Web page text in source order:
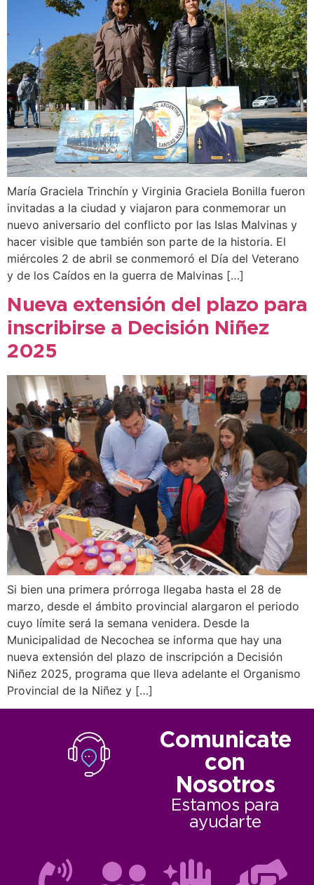
María Graciela Trinchín y Virginia Graciela Bonilla fueron
invitadas a la ciudad y viajaron para conmemorar un
nuevo aniversario del conflicto por las Islas Malvinas y
hacer visible que también son parte de la historia. El
miércoles 2 de abril se conmemoró el Día del Veterano
y de los Caídos en la guerra de Malvinas […]
Nueva extensión del plazo para
inscribirse a Decisión Niñez
2025
Si bien una primera prórroga llegaba hasta el 28 de
marzo, desde el ámbito provincial alargaron el periodo
cuyo límite será la semana venidera. Desde la
Municipalidad de Necochea se informa que hay una
nueva extensión del plazo de inscripción a Decisión
Niñez 2025, programa que lleva adelante el Organismo
Provincial de la Niñez y […]
Comunicate
con
Nosotros
Estamos para
ayudarte